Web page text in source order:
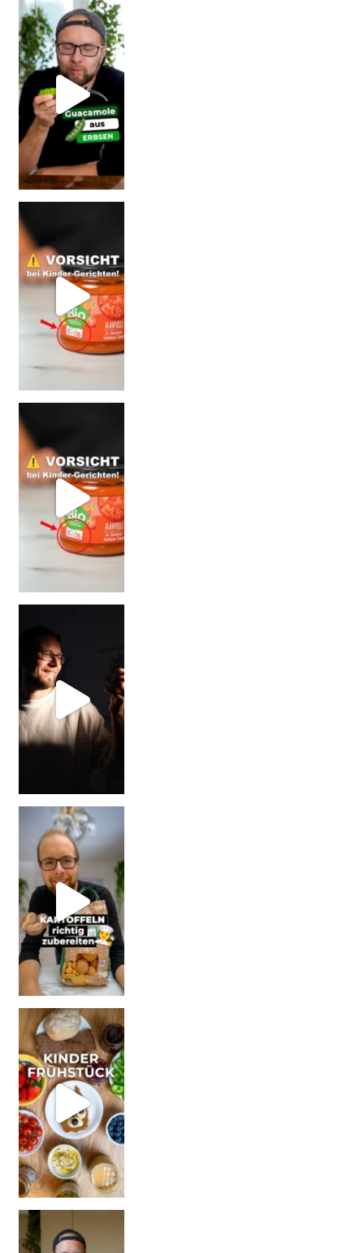
Erb
Vorsicht: Fallt nicht auf Kinder-Gerichte rein!
= BESSER?
Falsch gedacht!
W
| Werbung Wi